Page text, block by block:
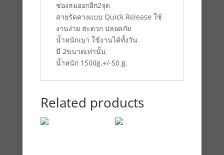
ช่องลมออกอีก2จุด
สายรัดคางแบบ Quick Release ใช้
งานง่าย สะดวก ปลอดภัย
น้ำหนักเบา ใช้งานได้ทั้งวัน
มี 2ขนาดเท่านั้น
น้ำหนัก 1500g.+/-50 g.
Related products